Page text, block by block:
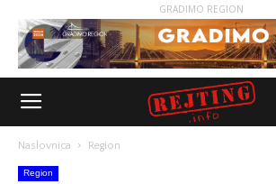
GRADIMO REGION
Naslovnica Region
Region